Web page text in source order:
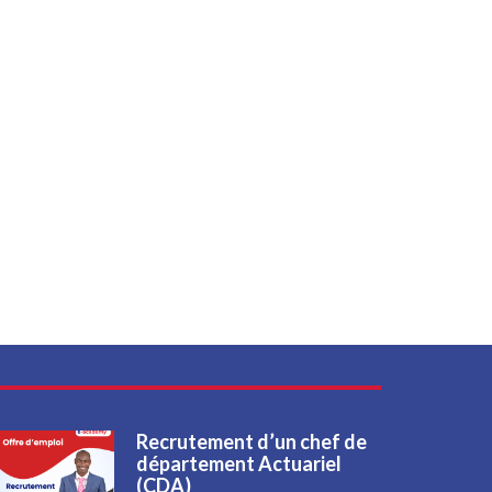
Recrutement d’un chef de
département Actuariel
(CDA)